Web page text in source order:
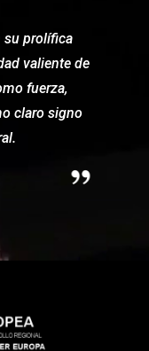
su prolífica
valiente de
fuerza,
claro signo